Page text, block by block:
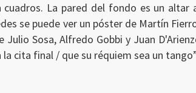
cuadros. La pared del fondo es un
se puede ver un póster de Martín
Sosa, Alfredo Gobbi y Juan
cita final / que su réquiem sea un